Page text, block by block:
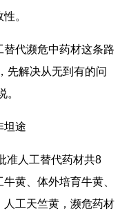
。
代濒危中药材这条路
先解决从无到有的问
。
坦途
准人工替代药材共8
黄、体外培育牛黄、
工天竺黄，濒危药材